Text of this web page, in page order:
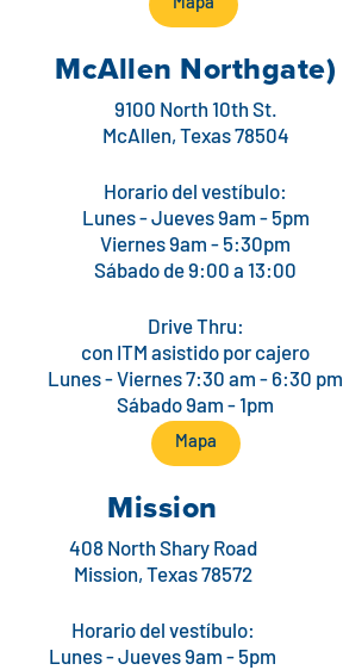
Mapa
McAllen Northgate)
9100 North 10th St.
McAllen, Texas 78504
Horario del vestíbulo:
Lunes - Jueves 9am - 5pm
Viernes 9am - 5:30pm
Sábado de 9:00 a 13:00
Drive Thru:
con ITM asistido por cajero
Lunes - Viernes 7:30 am - 6:30 pm
Sábado 9am - 1pm
Mapa
Mission
408 North Shary Road
Mission, Texas 78572
Horario del vestíbulo:
Lunes - Jueves 9am - 5pm